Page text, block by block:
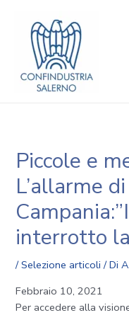
contenuto
Piccole e
L’allarme
interrotto
/Selezione articoli / Di
Febbraio 10, 2021
Per accedere alla
articoli